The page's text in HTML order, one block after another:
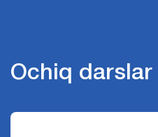
Ochiq darslar